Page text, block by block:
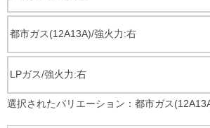
都市ガス(12A13A)/強火力:右
LPガス/強火力:右
選択されたバリエーション：都市ガス